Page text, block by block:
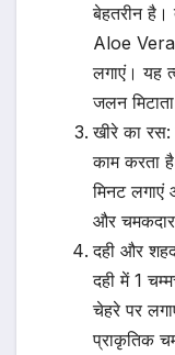
बेहतरीन
Aloe Vera
लगाएं। यह
जलन
खीरे का
काम करता
मिनट
और चमकदार
दही और
दही में 1
चेहरे पर
प्राकृतिक